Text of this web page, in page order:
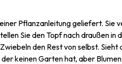
Pflanzanleitung geliefert. Sie
Sie den Topf nach draußen
den Rest von selbst.
keinen Garten hat, aber